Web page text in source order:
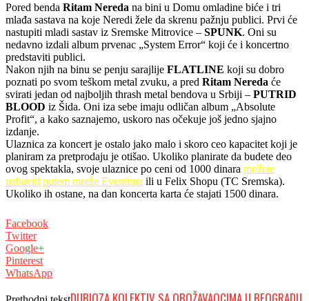
Pored benda Ritam Nereda na bini u Domu omladine biće i tri
mlađa sastava na koje Neredi žele da skrenu pažnju publici. Prvi će
nastupiti mladi sastav iz Sremske Mitrovice – SPUNK. Oni su
nedavno izdali album prvenac „System Error“ koji će i koncertno
predstaviti publici.
Nakon njih na binu se penju sarajlije FLATLINE koji su dobro
poznati po svom teškom metal zvuku, a pred Ritam Nereda će
svirati jedan od najboljih thrash metal bendova u Srbiji – PUTRID
BLOOD iz Šida. Oni iza sebe imaju odličan album „Absolute
Profit“, a kako saznajemo, uskoro nas očekuje još jedno sjajno
izdanje.
Ulaznica za koncert je ostalo jako malo i skoro ceo kapacitet koji je
planiram za pretprodaju je otišao. Ukoliko planirate da budete deo
ovog spektakla, svoje ulaznice po ceni od 1000 dinara možete
nabaviti putem mreže Eventima ili u Felix Shopu (TC Sremska).
Ukoliko ih ostane, na dan koncerta karta će stajati 1500 dinara.
Facebook
Twitter
Google+
Pinterest
WhatsApp